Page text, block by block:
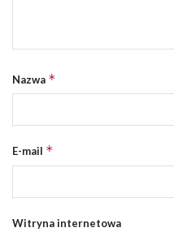
Nazwa *
E-mail *
Witryna internetowa